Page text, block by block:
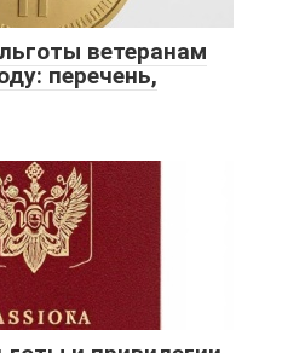
ветеранам
перечень,